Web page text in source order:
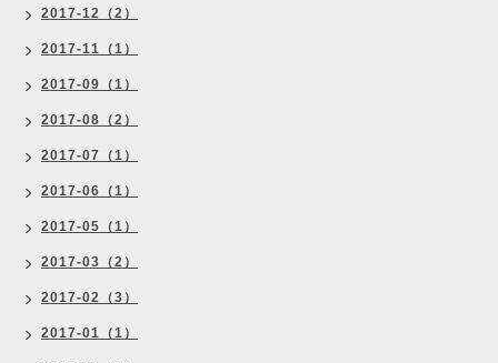
2017-12（2）
2017-11（1）
2017-09（1）
2017-08（2）
2017-07（1）
2017-06（1）
2017-05（1）
2017-03（2）
2017-02（3）
2017-01（1）